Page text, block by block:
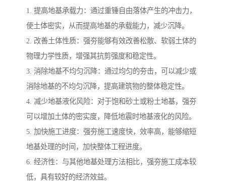
1. 提高地基承载力：通过重锤自由落体产生的冲击力，
使土体密实，从而提高地基的承载能力，减少沉降。
2. 改善土体性质：强夯能够有效改善松散、软弱土体的
物理力学性质，增强其抗剪强度和稳定性。
3. 消除地基不均匀沉降：通过均匀的夯击，可以减少或
消除地基的不均匀沉降，提高建筑物的整体稳定性。
4. 减少地基液化风险：对于饱和砂土或粉土地基，强夯
可以增加土体的密实度，降低地震时地基液化的风险。
5. 加快施工进度：强夯施工速度快，效率高，能够缩短
地基处理的时间，加快整体工程进度。
6. 经济性：与其他地基处理方法相比，强夯施工成本较
低，具有较好的经济效益。